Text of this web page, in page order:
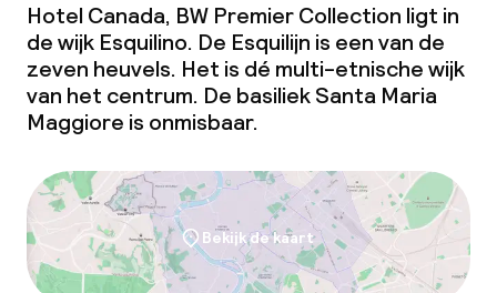
Hotel Canada, BW Premier Collection ligt in
de wijk Esquilino. De Esquilijn is een van de
zeven heuvels. Het is dé multi-etnische wijk
van het centrum. De basiliek Santa Maria
Maggiore is onmisbaar.
Bekijk de kaart